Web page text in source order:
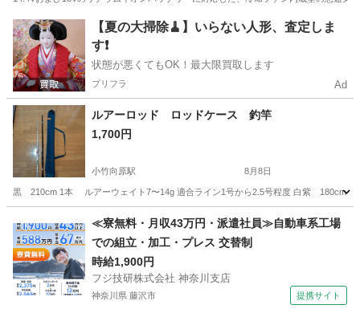
東京 葛飾区 北綾瀬駅 その他 YSL
【夏の大掃除🧹】いらない人形、査定しま
す❗️
状態が悪くてもOK！最大限買取します
プリフラ Ad
ルアーロッド ロッドケース 釣竿
1,700円
小竹向原駅 8月8日
黒 210cm 1本 ルアーウェイト7〜14g 適合ライン1号から2.5号程度 白紫 180cm 1
小竹向原駅 その他
≪寮無料・月収43万円・派遣社員≫自動車系工場
での組立・加工・プレス 交替制
時給1,900円
フジ技研株式会社 神奈川支店
神奈川県 藤沢市 提携サイト